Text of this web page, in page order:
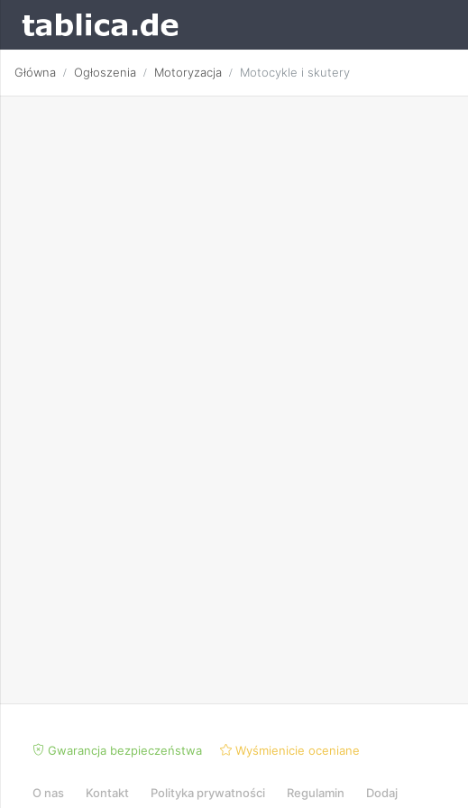
Główna Ogłoszenia Motoryzacja Motocykle i skutery
Gwarancja bezpieczeństwa Wyśmienicie oceniane
O nas Kontakt Polityka prywatności Regulamin Dodaj